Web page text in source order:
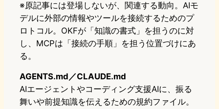
※原記事には登場しないが、関連する動向。AIモ
デルに外部の情報やツールを接続するためのプ
ロトコル。OKFが「知識の書式」を担うのに対
し、MCPは「接続の手順」を担う位置づけにあ
る。
AGENTS.md／CLAUDE.md
AIエージェントやコーディング支援AIに、振る
舞いや前提知識を伝えるための規約ファイル。